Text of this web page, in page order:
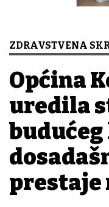
ZDRAVSTVENA
Općina
uredila